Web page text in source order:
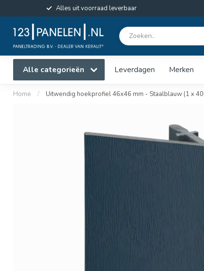
Alles uit voorraad leverbaar
Alle categorieën Leverdagen Merken
Home / Uitwendig hoekprofiel 46x46 mm - Staalblauw (1 x